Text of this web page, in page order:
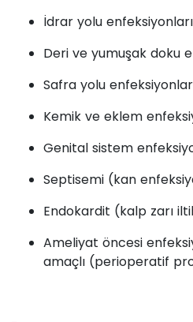
İdrar yolu enfeksiyonları
Deri ve yumuşak doku
Safra yolu
Kemik ve eklem
Genital sistem
Septisemi (kan
Endokardit (kalp zarı
Ameliyat öncesi
amaçlı (perioperatif